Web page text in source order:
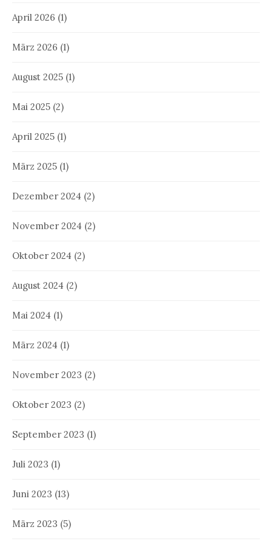
April 2026 (1)
März 2026 (1)
August 2025 (1)
Mai 2025 (2)
April 2025 (1)
März 2025 (1)
Dezember 2024 (2)
November 2024 (2)
Oktober 2024 (2)
August 2024 (2)
Mai 2024 (1)
März 2024 (1)
November 2023 (2)
Oktober 2023 (2)
September 2023 (1)
Juli 2023 (1)
Juni 2023 (13)
März 2023 (5)